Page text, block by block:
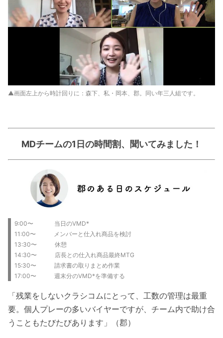
▲画面左上から時計回りに：森下、私・岡本、郡。同い年三人組です。
MDチームの1日の時間割、聞いてみました！
9:00〜 当日のVMD*
11:00〜 メンバーと仕入れ商品を検討
13:30〜 休憩
14:30〜 店長との仕入れ商品最終MTG
15:30〜 請求書の取りまとめ作業
17:00〜 週末分のVMD*を準備する
「残業をしないクラシコムにとって、工数の管理は最重
要。個人プレーの多いバイヤーですが、チーム内で助け合
うこともたびたびあります」（郡）